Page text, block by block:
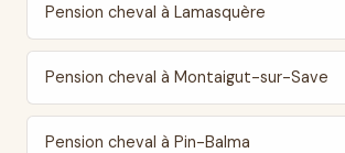
Pension cheval à Lamasquère
Pension cheval à Montaigut-sur-Save
Pension cheval à Pin-Balma